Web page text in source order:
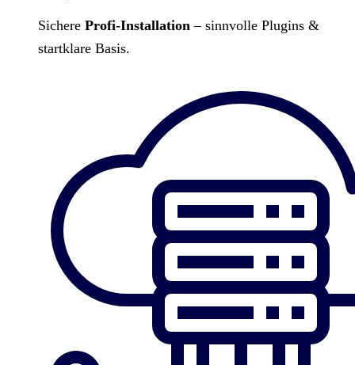
Sichere Profi-Installation – sinnvolle Plugins &
startklare Basis.